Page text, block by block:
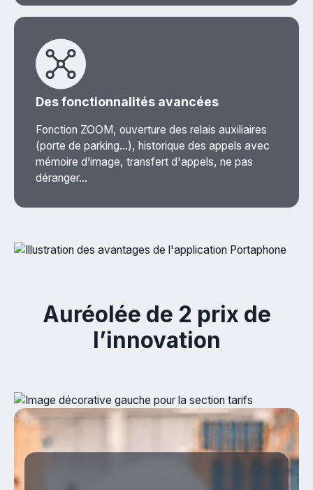
Des fonctionnalités avancées
Fonction ZOOM, ouverture des relais auxiliaires
(porte de parking...), historique des appels avec
mémoire d’image, transfert d'appels, ne pas
déranger...
Auréolée de 2 prix de
l’innovation